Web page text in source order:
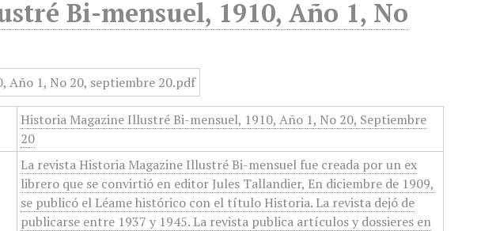
Bi-mensuel, 1910, Año 1, No
Historia Magazine Illustré Bi-mensuel, 1910, Año 1, No 20, Septiembre
20
La revista Historia Magazine Illustré Bi-mensuel fue creada por un ex
librero que se convirtió en editor Jules Tallandier, En diciembre de 1909,
se publicó el Léame histórico con el título Historia. La revista dejó de
publicarse entre 1937 y 1945. La revista publica artículos y dossieres en